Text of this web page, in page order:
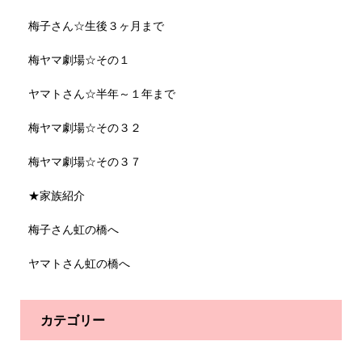
梅子さん☆生後３ヶ月まで
梅ヤマ劇場☆その１
ヤマトさん☆半年～１年まで
梅ヤマ劇場☆その３２
梅ヤマ劇場☆その３７
★家族紹介
梅子さん虹の橋へ
ヤマトさん虹の橋へ
カテゴリー